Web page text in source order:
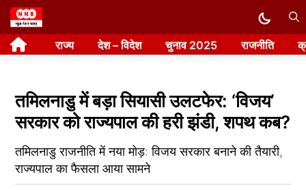
Skip
to
content राज्य देश – विदेश चुनाव 2025 राजनीति
तमिलनाडु में बड़ा सियासी उलटफेर: ‘विजय’
सरकार को राज्यपाल की हरी झंडी, शपथ कब?
तमिलनाडु राजनीति में नया मोड़: विजय सरकार बनाने की तैयारी,
राज्यपाल का फैसला आया सामने